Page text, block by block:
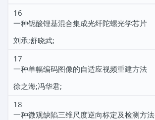
16
一种铌酸锂基混合集成光纤陀螺光学芯片
刘承;舒晓武;
17
一种单幅编码图像的自适应视频重建方法
徐之海;冯华君;
18
一种微观缺陷三维尺度逆向标定及检测方法